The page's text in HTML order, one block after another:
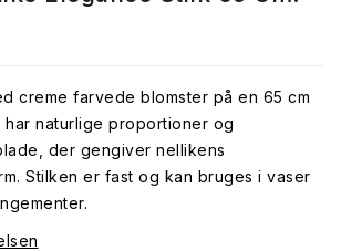
creme farvede blomster på en 65 cm
har naturlige proportioner og
der gengiver nellikens
Stilken er fast og kan bruges i vaser